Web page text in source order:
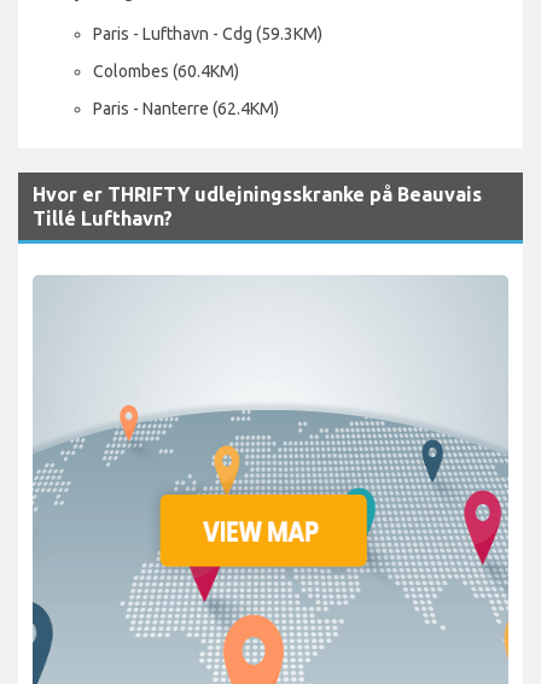
Paris - Lufthavn - Cdg (59.3KM)
Colombes (60.4KM)
Paris - Nanterre (62.4KM)
Hvor er THRIFTY udlejningsskranke på Beauvais
Tillé Lufthavn?